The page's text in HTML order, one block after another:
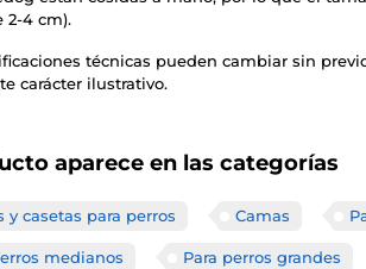
2-4 cm).
técnicas pueden cambiar sin
carácter ilustrativo.
aparece en las categorías
y casetas para perros Camas
medianos Para perros grandes